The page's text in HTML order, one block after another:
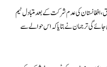
کی عدم شرکت کے بعد متبادل ٹیم
گی ترجمان نے بتایا کہ اس حوالے سے